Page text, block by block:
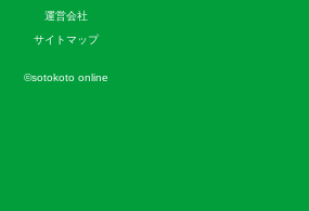
運営会社
サイトマップ
©sotokoto online